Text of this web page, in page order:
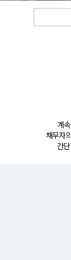
계
채무자
간